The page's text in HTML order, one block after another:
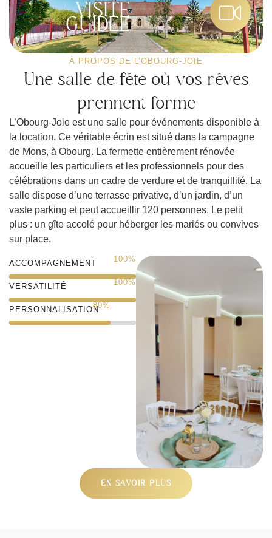
VISITE
GUIDÉE
À PROPOS DE L’OBOURG-JOIE
Une salle de fête où vos rêves
prennent forme
L’Obourg-Joie est une salle pour événements disponible à
la location. Ce véritable écrin est situé dans la campagne
de Mons, à Obourg. La fermette entièrement rénovée
accueille les particuliers et les professionnels pour des
célébrations dans un cadre de verdure et de tranquillité. La
salle dispose d’une terrasse privative, d’un jardin, d’un
vaste parking et peut accueillir 120 personnes. Le petit
plus : un gîte accolé pour héberger les mariés ou convives
sur place.
ACCOMPAGNEMENT 100%
VERSATILITÉ 100%
PERSONNALISATION80%
EN SAVOIR PLUS